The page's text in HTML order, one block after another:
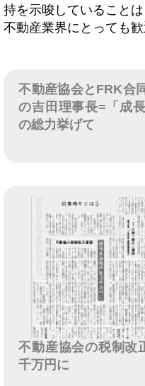
持を示唆していること
不動産業界にとっても
不動産協会とFRK合
の吉田理事長=「成
の総力挙げて
不動産協会の税制改
千万円に